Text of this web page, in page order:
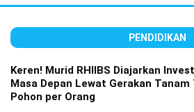
PENDIDIKAN
Keren! Murid RHIIBS Diajarkan
Masa Depan Lewat Gerakan Tanam
Pohon per Orang